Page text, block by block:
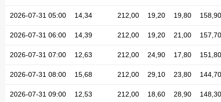
2026-07-31 05:00 14,34 212,00 19,20 19,80 158,90
2026-07-31 06:00 14,39 212,00 19,20 21,00 157,70
2026-07-31 07:00 12,63 212,00 24,90 17,80 151,80
2026-07-31 08:00 15,68 212,00 29,10 23,80 144,70
2026-07-31 09:00 12,53 212,00 18,60 28,90 148,30